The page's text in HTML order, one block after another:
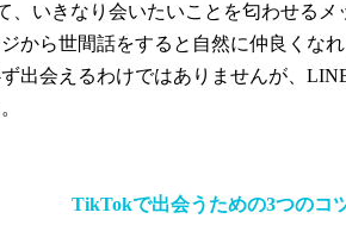
、いきなり会いたいことを匂わせるメ
から世間話をすると自然に仲良くなれ
出会えるわけではありませんが、
TikTokで出会うための3つのコ